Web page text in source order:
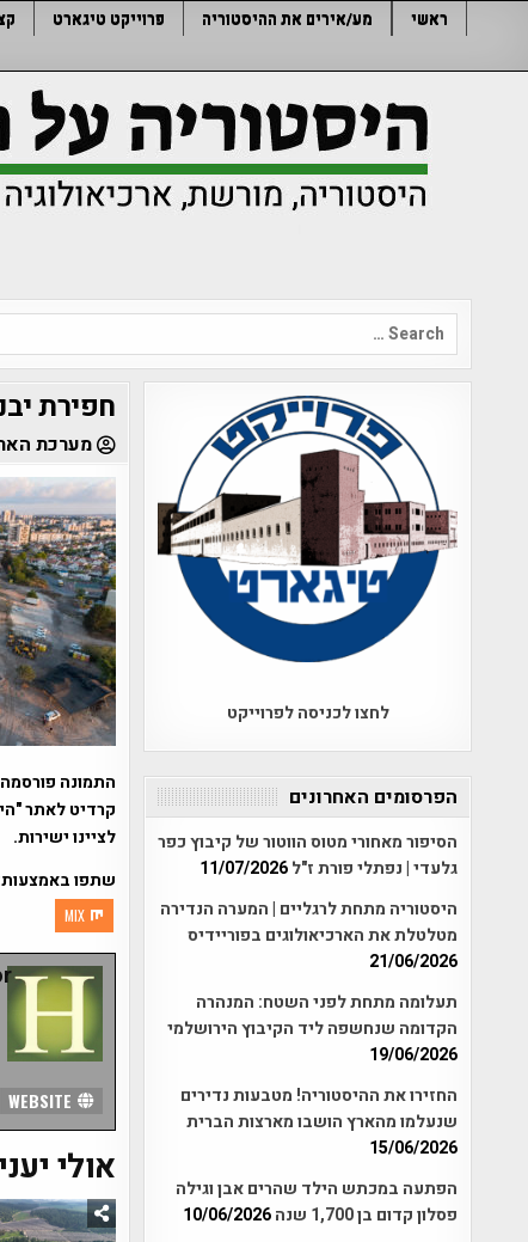
ראשי מע/אירים את ההיסטוריה פרוייקט טיגארט
Search
for:
חפירת
מערכת
התמונה
קרדיט לאתר
לציינו ישירות.
שתפו
MIX
אולי
לחצו לכניסה לפרוייקט
הפרסומים האחרונים
הסיפור מאחורי מטוס הווטור של קיבוץ כפר
גלעדי | נפתלי פורת ז"ל11/07/2026
היסטוריה מתחת לרגליים | המערה הנדירה
מטלטלת את הארכיאולוגים בפוריידיס
21/06/2026
תעלומה מתחת לפני השטח: המנהרה
הקדומה שנחשפה ליד הקיבוץ הירושלמי
19/06/2026
החזירו את ההיסטוריה! מטבעות נדירים
שנעלמו מהארץ הושבו מארצות הברית
15/06/2026
הפתעה במכתש הילד שהרים אבן וגילה
פסלון קדום בן 1,700 שנה
10/06/2026